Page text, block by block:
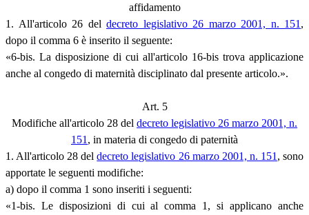
affidamento
1. All'articolo 26 del decreto legislativo 26 marzo 2001, n. 151 ,
dopo il comma 6 è inserito il seguente:
«6-bis. La disposizione di cui all'articolo 16-bis trova applicazione
anche al congedo di maternità disciplinato dal presente articolo.».
Art. 5
Modifiche all'articolo 28 del decreto legislativo 26 marzo 2001, n.
151 , in materia di congedo di paternità
1. All'articolo 28 deldecreto legislativo 26 marzo 2001, n. 151 , sono
apportate le seguenti modifiche:
a) dopo il comma 1 sono inseriti i seguenti:
«1-bis. Le disposizioni di cui al comma 1, si applicano anche